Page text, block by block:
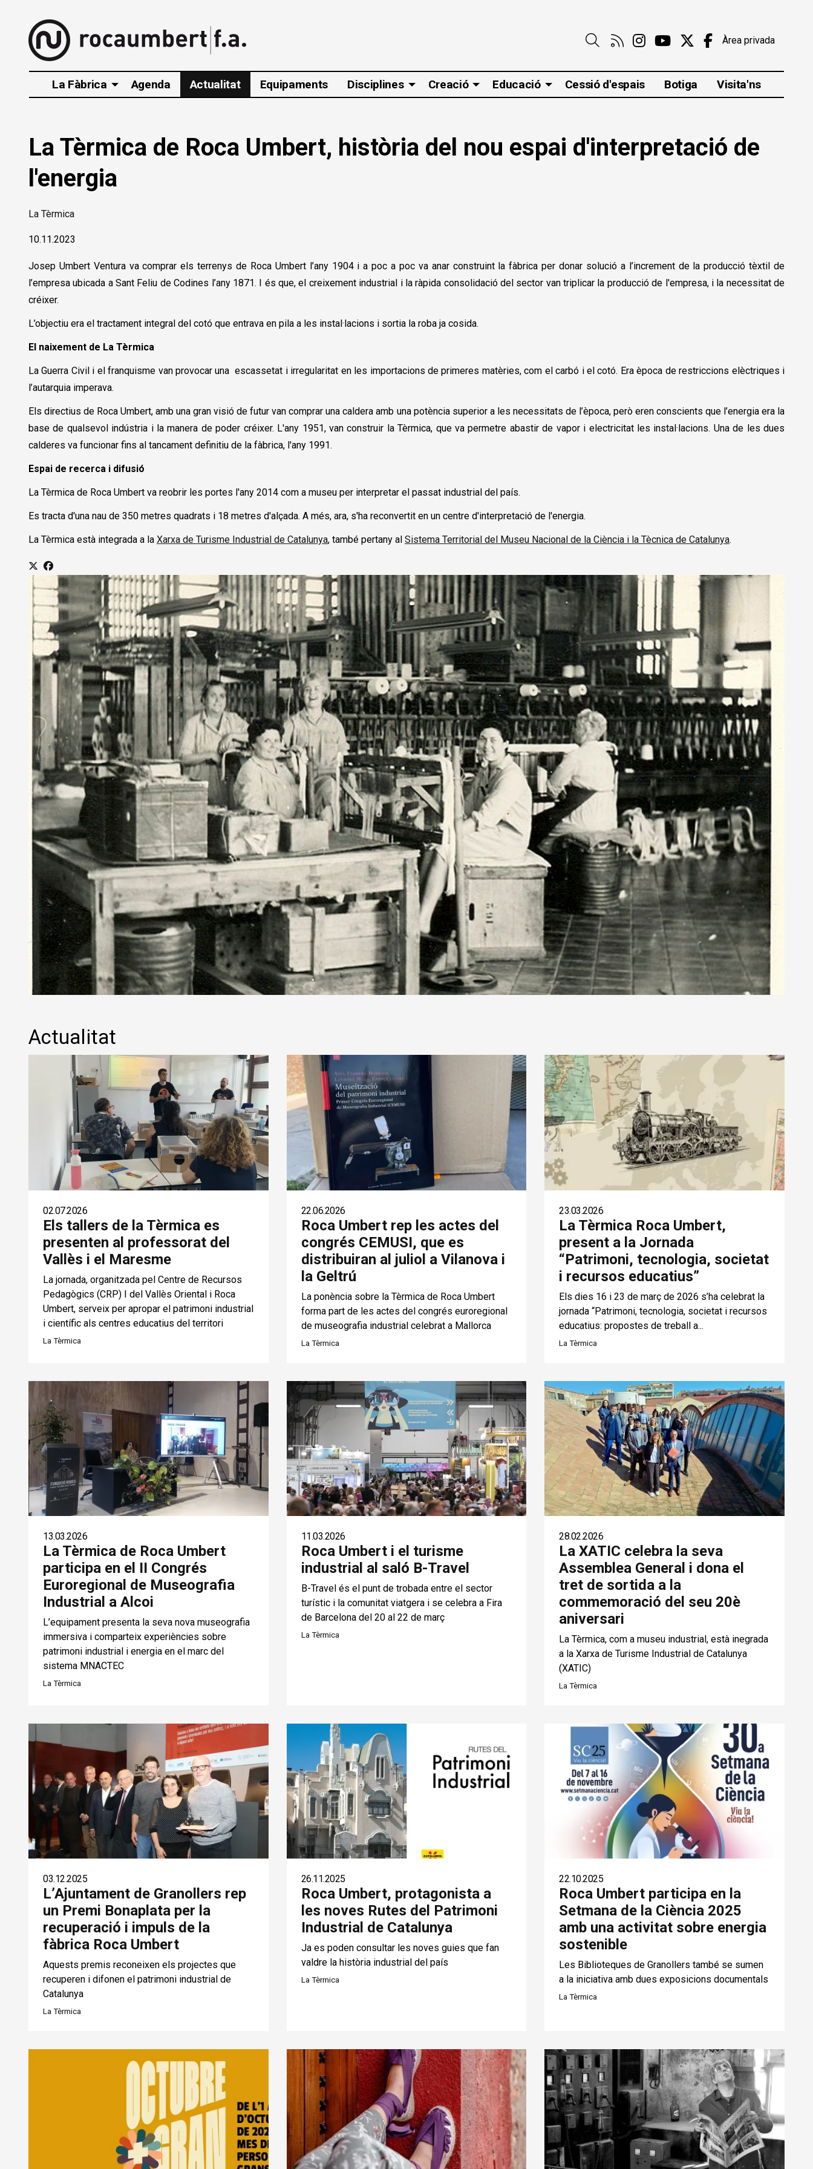
Àrea privada
Link a rss
Link a instagram
Link a youtube
Link a twitter
Link a
La Fàbrica Agenda Actualitat Equipaments Disciplines Creació Educació Cessió d'espais Botiga Visita'ns
La Tèrmica de Roca Umbert, història del nou espai d'interpretació de
l'energia
La Tèrmica
10.11.2023
Josep Umbert Ventura va comprar els terrenys de Roca Umbert l’any 1904 i a poc a poc va anar construint la fàbrica per donar solució a l’increment de la producció tèxtil de
l’empresa ubicada a Sant Feliu de Codines l’any 1871. I és que, el creixement industrial i la ràpida consolidació del sector van triplicar la producció de l'empresa, i la necessitat de
créixer.
L’objectiu era el tractament integral del cotó que entrava en pila a les instal·lacions i sortia la roba ja cosida.
El naixement de La Tèrmica
La Guerra Civil i el franquisme van provocar una escassetat i irregularitat en les importacions de primeres matèries, com el carbó i el cotó. Era època de restriccions elèctriques i
l’autarquia imperava.
Els directius de Roca Umbert, amb una gran visió de futur van comprar una caldera amb una potència superior a les necessitats de l’època, però eren conscients que l’energia era la
base de qualsevol indústria i la manera de poder créixer. L'any 1951, van construir la Tèrmica, que va permetre abastir de vapor i electricitat les instal·lacions. Una de les dues
calderes va funcionar fins al tancament definitiu de la fàbrica, l'any 1991.
Espai de recerca i difusió
La Tèrmica de Roca Umbert va reobrir les portes l'any 2014 com a museu per interpretar el passat industrial del país.
Es tracta d'una nau de 350 metres quadrats i 18 metres d'alçada. A més, ara, s'ha reconvertit en un centre d'interpretació de l'energia.
La Tèrmica està integrada a la Xarxa de Turisme Industrial de Catalunya, també pertany al Sistema Territorial del Museu Nacional de la Ciència i la Tècnica de Catalunya.
Actualitat
02.07.2026
Els tallers de la Tèrmica es
presenten al professorat del
Vallès i el Maresme
La jornada, organitzada pel Centre de Recursos
Pedagògics (CRP) I del Vallès Oriental i Roca
Umbert, serveix per apropar el patrimoni industrial
i científic als centres educatius del territori
La Tèrmica
22.06.2026
Roca Umbert rep les actes del
congrés CEMUSI, que es
distribuiran al juliol a Vilanova i
la Geltrú
La ponència sobre la Tèrmica de Roca Umbert
forma part de les actes del congrés euroregional
de museografia industrial celebrat a Mallorca
La Tèrmica
23.03.2026
La Tèrmica Roca Umbert,
present a la Jornada
“Patrimoni, tecnologia, societat
i recursos educatius”
Els dies 16 i 23 de març de 2026 s’ha celebrat la
jornada “Patrimoni, tecnologia, societat i recursos
educatius: propostes de treball a...
La Tèrmica
13.03.2026
La Tèrmica de Roca Umbert
participa en el II Congrés
Euroregional de Museografia
Industrial a Alcoi
L’equipament presenta la seva nova museografia
immersiva i comparteix experiències sobre
patrimoni industrial i energia en el marc del
sistema MNACTEC
La Tèrmica
11.03.2026
Roca Umbert i el turisme
industrial al saló B-Travel
B-Travel és el punt de trobada entre el sector
turístic i la comunitat viatgera i se celebra a Fira
de Barcelona del 20 al 22 de març
La Tèrmica
28.02.2026
La XATIC celebra la seva
Assemblea General i dona el
tret de sortida a la
commemoració del seu 20è
aniversari
La Tèrmica, com a museu industrial, està inegrada
a la Xarxa de Turisme Industrial de Catalunya
(XATIC)
La Tèrmica
03.12.2025
L’Ajuntament de Granollers rep
un Premi Bonaplata per la
recuperació i impuls de la
fàbrica Roca Umbert
Aquests premis reconeixen els projectes que
recuperen i difonen el patrimoni industrial de
Catalunya
La Tèrmica
26.11.2025
Roca Umbert, protagonista a
les noves Rutes del Patrimoni
Industrial de Catalunya
Ja es poden consultar les noves guies que fan
valdre la història industrial del país
La Tèrmica
22.10.2025
Roca Umbert participa en la
Setmana de la Ciència 2025
amb una activitat sobre energia
sostenible
Les Biblioteques de Granollers també se sumen
a la iniciativa amb dues exposicions documentals
La Tèrmica